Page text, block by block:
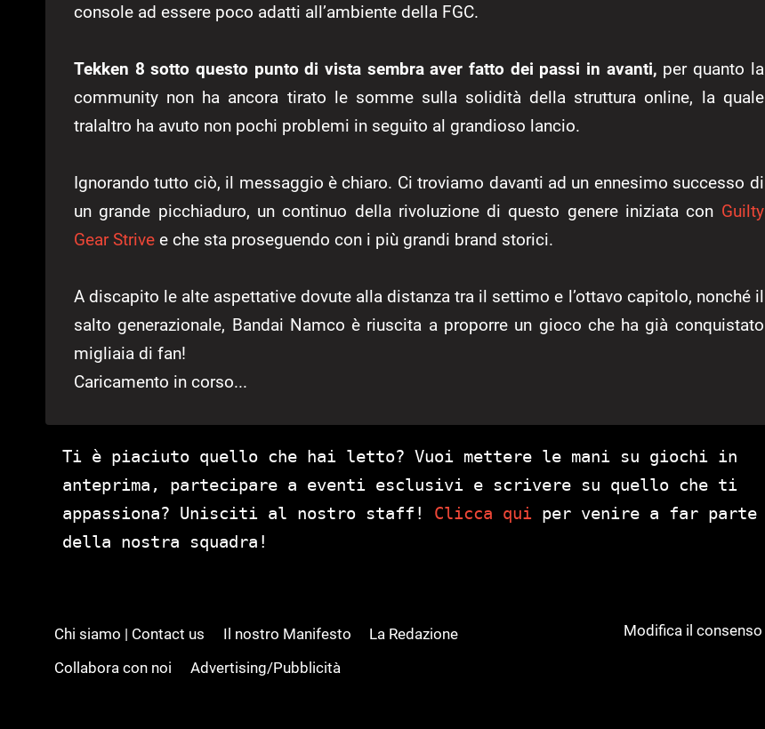
console ad essere poco adatti all’ambiente della FGC.
Tekken 8 sotto questo punto di vista sembra aver fatto dei passi in avanti, per quanto la
community non ha ancora tirato le somme sulla solidità della struttura online, la quale
tralaltro ha avuto non pochi problemi in seguito al grandioso lancio.
Ignorando tutto ciò, il messaggio è chiaro. Ci troviamo davanti ad un ennesimo successo di
un grande picchiaduro, un continuo della rivoluzione di questo genere iniziata con Guilty
Gear Strive e che sta proseguendo con i più grandi brand storici.
A discapito le alte aspettative dovute alla distanza tra il settimo e l’ottavo capitolo, nonché il
salto generazionale, Bandai Namco è riuscita a proporre un gioco che ha già conquistato
migliaia di fan!
Caricamento in corso...
Ti è piaciuto quello che hai letto? Vuoi mettere le mani su giochi in
anteprima, partecipare a eventi esclusivi e scrivere su quello che ti
appassiona? Unisciti al nostro staff! Clicca qui per venire a far parte
della nostra squadra!
Chi siamo | Contact us Il nostro Manifesto
La Redazione
Collabora con noi
Advertising/Pubblicità
Modifica il consenso